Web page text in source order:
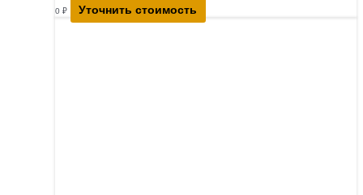
0 ₽ Уточнить стоимость